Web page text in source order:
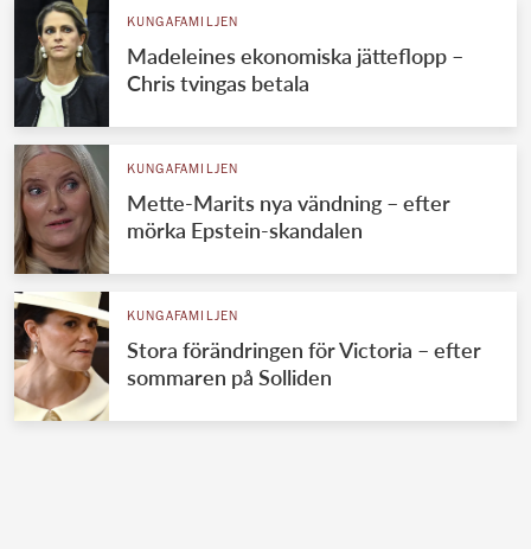
KUNGAFAMILJEN
Madeleines ekonomiska jätteflopp –
Chris tvingas betala
KUNGAFAMILJEN
Mette-Marits nya vändning – efter
mörka Epstein-skandalen
KUNGAFAMILJEN
Stora förändringen för Victoria – efter
sommaren på Solliden